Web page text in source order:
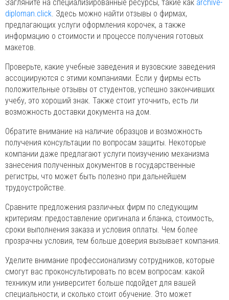
Загляните на специализированные ресурсы, такие как archive-
diploman.click. Здесь можно найти отзывы о фирмах,
предлагающих услуги оформления корочек, а также
информацию о стоимости и процессе получения готовых
макетов.
Проверьте, какие учебные заведения и вузовские заведения
ассоциируются с этими компаниями. Если у фирмы есть
положительные отзывы от студентов, успешно закончивших
учебу, это хороший знак. Также стоит уточнить, есть ли
возможность доставки документа на дом.
Обратите внимание на наличие образцов и возможность
получения консультации по вопросам защиты. Некоторые
компании даже предлагают услуги поизучению механизма
занесения полученных документов в государственные
регистры, что может быть полезно при дальнейшем
трудоустройстве.
Сравните предложения различных фирм по следующим
критериям: предоставление оригинала и бланка, стоимость,
сроки выполнения заказа и условия оплаты. Чем более
прозрачны условия, тем больше доверия вызывает компания.
Уделите внимание профессионализму сотрудников, которые
смогут вас проконсультировать по всем вопросам: какой
техникум или университет больше подойдет для вашей
специальности, и сколько стоит обучение. Это может